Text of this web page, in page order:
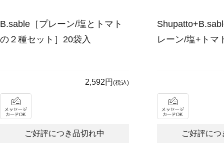
B.sable［プレーン/塩とトマト
の２種セット］20袋入
2,592円 (税込)
ご好評につき品切れ中
レーン/塩+トマ
ご好評に